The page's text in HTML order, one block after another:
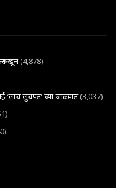
खून(4,878)
‘लाच लुचपत’ च्या जाळ्यात(3,037)